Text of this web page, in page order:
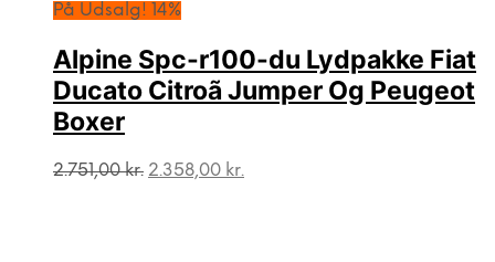
På Udsalg! 14%
Alpine Spc-r100-du Lydpakke Fiat
Ducato Citroã Jumper Og Peugeot
Boxer
2.751,00kr. Den
2.358,00 kr.